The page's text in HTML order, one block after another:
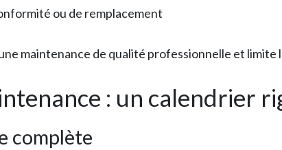
ou de remplacement
maintenance de qualité professionnelle et limite
: un calendrier
complète